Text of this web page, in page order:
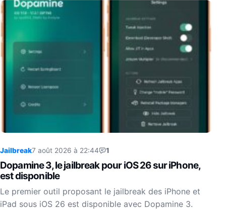
Jailbreak7 août 2026 à 22:44 1
Dopamine 3, le jailbreak pour iOS 26 sur iPhone,
est disponible
Le premier outil proposant le jailbreak des iPhone et
iPad sous iOS 26 est disponible avec Dopamine 3.